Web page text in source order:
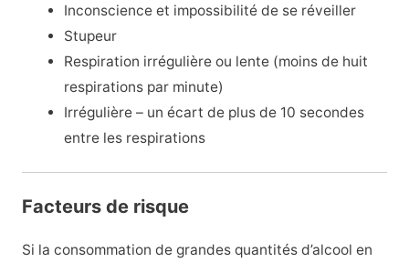
Inconscience et impossibilité de se réveiller
Stupeur
Respiration irrégulière ou lente (moins de huit
respirations par minute)
Irrégulière – un écart de plus de 10 secondes
entre les respirations
Facteurs de risque
Si la consommation de grandes quantités d’alcool en